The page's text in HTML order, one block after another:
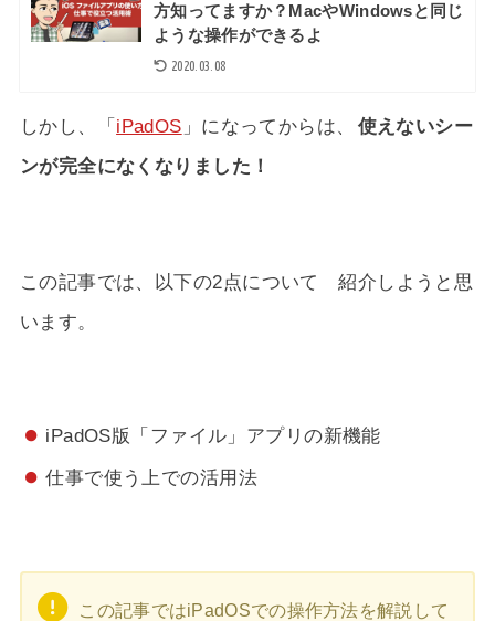
方知ってますか？MacやWindowsと同じ
ような操作ができるよ
2020.03.08
しかし、「iPadOS 」になってからは、
使えないシー
ンが完全になくなりました！
この記事では、以下の2点について 紹介しようと思
います。
iPadOS版「ファイル」アプリの新機能
仕事で使う上での活用法
この記事ではiPadOSでの操作方法を解説して